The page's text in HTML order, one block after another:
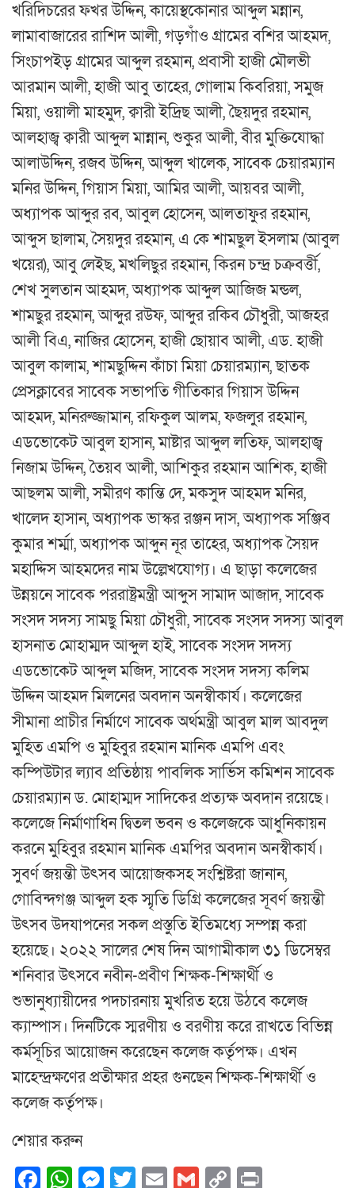
খরিদিচরের ফখর উদ্দিন, কায়েস্থকোনার আব্দুল মন্নান,
লামাবাজারের রাশিদ আলী, গড়গাঁও গ্রামের বশির আহমদ,
সিংচাপইড় গ্রামের আব্দুল রহমান, প্রবাসী হাজী মৌলভী
আরমান আলী, হাজী আবু তাহের, গোলাম কিবরিয়া, সমুজ
মিয়া, ওয়ালী মাহমুদ, ক্বারী ইদ্রিছ আলী, ছৈয়দুর রহমান,
আলহাজ্ব ক্বারী আব্দুল মান্নান, শুকুর আলী, বীর মুক্তিযোদ্ধা
আলাউদ্দিন, রজব উদ্দিন, আব্দুল খালেক, সাবেক চেয়ারম্যান
মনির উদ্দিন, গিয়াস মিয়া, আমির আলী, আয়বর আলী,
অধ্যাপক আব্দুর রব, আবুল হোসেন, আলতাফুর রহমান,
আব্দুস ছালাম, সৈয়দুর রহমান, এ কে শামছুল ইসলাম (আবুল
খয়ের), আবু লেইছ, মখলিছুর রহমান, কিরন চন্দ্র চক্রবর্ত্তী,
শেখ সুলতান আহমদ, অধ্যাপক আব্দুল আজিজ মন্ডল,
শামছুর রহমান, আব্দুর রউফ, আব্দুর রকিব চৌধুরী, আজহর
আলী বিএ, নাজির হোসেন, হাজী ছোয়াব আলী, এড. হাজী
আবুল কালাম, শামছুদ্দিন কাঁচা মিয়া চেয়ারম্যান, ছাতক
প্রেসক্লাবের সাবেক সভাপতি গীতিকার গিয়াস উদ্দিন
আহমদ, মনিরুজ্জামান, রফিকুল আলম, ফজলুর রহমান,
এডভোকেট আবুল হাসান, মাষ্টার আব্দুল লতিফ, আলহাজ্ব
নিজাম উদ্দিন, তৈয়ব আলী, আশিকুর রহমান আশিক, হাজী
আছলম আলী, সমীরণ কান্তি দে, মকসুদ আহমদ মনির,
খালেদ হাসান, অধ্যাপক ভাস্কর রঞ্জন দাস, অধ্যাপক সঞ্জিব
কুমার শর্ম্মা, অধ্যাপক আব্দুন নূর তাহের, অধ্যাপক সৈয়দ
মহাদ্দিস আহমদের নাম উল্লেখযোগ্য। এ ছাড়া কলেজের
উন্নয়নে সাবেক পররাষ্ট্রমন্ত্রী আব্দুস সামাদ আজাদ, সাবেক
সংসদ সদস্য সামছু মিয়া চৌধুরী, সাবেক সংসদ সদস্য আবুল
হাসনাত মোহাম্মদ আব্দুল হাই, সাবেক সংসদ সদস্য
এডভোকেট আব্দুল মজিদ, সাবেক সংসদ সদস্য কলিম
উদ্দিন আহমদ মিলনের অবদান অনস্বীকার্য। কলেজের
সীমানা প্রাচীর নির্মাণে সাবেক অর্থমন্ত্রী আবুল মাল আবদুল
মুহিত এমপি ও মুহিবুর রহমান মানিক এমপি এবং
কম্পিউটার ল্যাব প্রতিষ্ঠায় পাবলিক সার্ভিস কমিশন সাবেক
চেয়ারম্যান ড. মোহাম্মদ সাদিকের প্রত্যক্ষ অবদান রয়েছে।
কলেজে নির্মাণাধিন দ্বিতল ভবন ও কলেজকে আধুনিকায়ন
করনে মুহিবুর রহমান মানিক এমপির অবদান অনস্বীকার্য।
সুবর্ণ জয়ন্তী উৎসব আয়োজকসহ সংশ্লিষ্টরা জানান,
গোবিন্দগঞ্জ আব্দুল হক স্মৃতি ডিগ্রি কলেজের সূবর্ণ জয়ন্তী
উৎসব উদযাপনের সকল প্রস্তুতি ইতিমধ্যে সম্পন্ন করা
হয়েছে। ২০২২ সালের শেষ দিন আগামীকাল ৩১ ডিসেম্বর
শনিবার উৎসবে নবীন-প্রবীণ শিক্ষক-শিক্ষার্থী ও
শুভানুধ্যায়ীদের পদচারনায় মুখরিত হয়ে উঠবে কলেজ
ক্যাম্পাস। দিনটিকে স্মরণীয় ও বরণীয় করে রাখতে বিভিন্ন
কর্মসূচির আয়োজন করেছেন কলেজ কর্তৃপক্ষ। এখন
মাহেন্দ্রক্ষণের প্রতীক্ষার প্রহর গুনছেন শিক্ষক-শিক্ষার্থী ও
কলেজ কর্তৃপক্ষ।
শেয়ার করুন
Facebook
WhatsApp
Messenger
Twitter
EmailGmail
Copy